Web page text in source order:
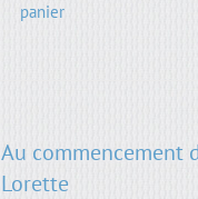
panier
Au commencement
Lorette